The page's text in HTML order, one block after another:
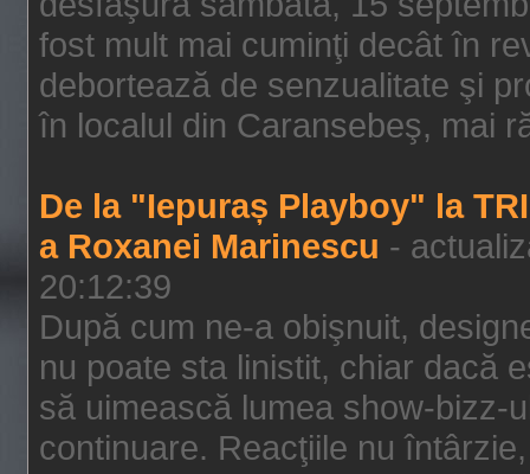
fost mult mai cuminţi decât în
debortează de senzualitate şi
în localul din Caransebeş, mai
De la "Iepuraș Playboy" la
a Roxanei Marinescu -
20:12:39
După cum ne-a obişnuit,
nu poate sta linistit, chiar dacă
să uimească lumea show-bizz-
continuare. Reacţiile nu